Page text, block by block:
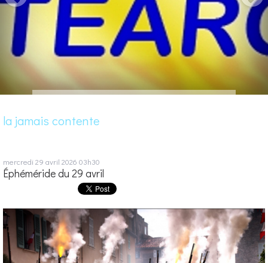
la jamais contente
mercredi 29 avril 2026 03h30
Éphéméride du 29 avril